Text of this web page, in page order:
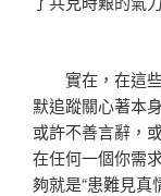
實在，在這些
默追蹤關心著本
或許不善言辭，
在任何一個你需
夠就是“患難見真